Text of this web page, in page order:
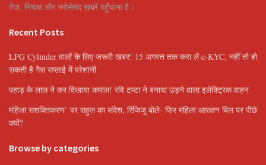
तेज़, निष्पक्ष और भरोसेमंद खबरें पहुँचाना है।
Recent Posts
LPG Cylinder वालों के लिए जरूरी खबर! 15 अगस्त तक करा लें e-KYC, नहीं तो हो
सकती है गैस सप्लाई में परेशानी
पहाड़ के लाल ने कर दिखाया कमाल! रवि टम्टा ने बनाया उड़ने वाला इलेक्ट्रिक वाहन
महिला सशक्तिकरण’ पर राहुल का संदेश, रिजिजू बोले- फिर महिला आरक्षण बिल पर पीछे
क्यों?
Browse by categories